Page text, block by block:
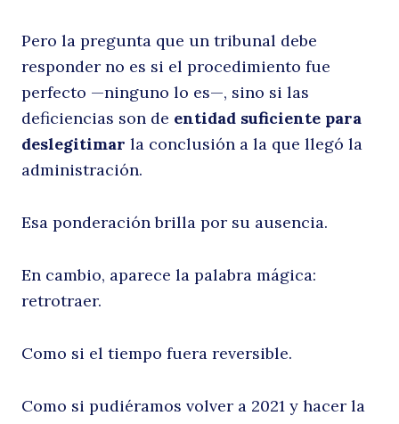
Pero la pregunta que un tribunal debe
responder no es si el procedimiento fue
perfecto —ninguno lo es—, sino si las
deficiencias son de entidad suficiente para
deslegitimar la conclusión a la que llegó la
administración.
Esa ponderación brilla por su ausencia.
En cambio, aparece la palabra mágica:
retrotraer.
Como si el tiempo fuera reversible.
Como si pudiéramos volver a 2021 y hacer la